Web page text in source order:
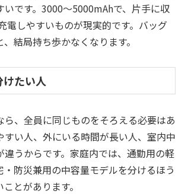
いです。3000〜5000mAhで、片手に収
電しやすいものが現実的です。バッグ
結局持ち歩かなくなります。
たい人
ら、全員に同じものをそろえる必要はあ
すい人、外にいる時間が長い人、室内中
違うからです。家庭内では、通勤用の軽
・防災兼用の中容量モデルを分けるほう
とがあります。